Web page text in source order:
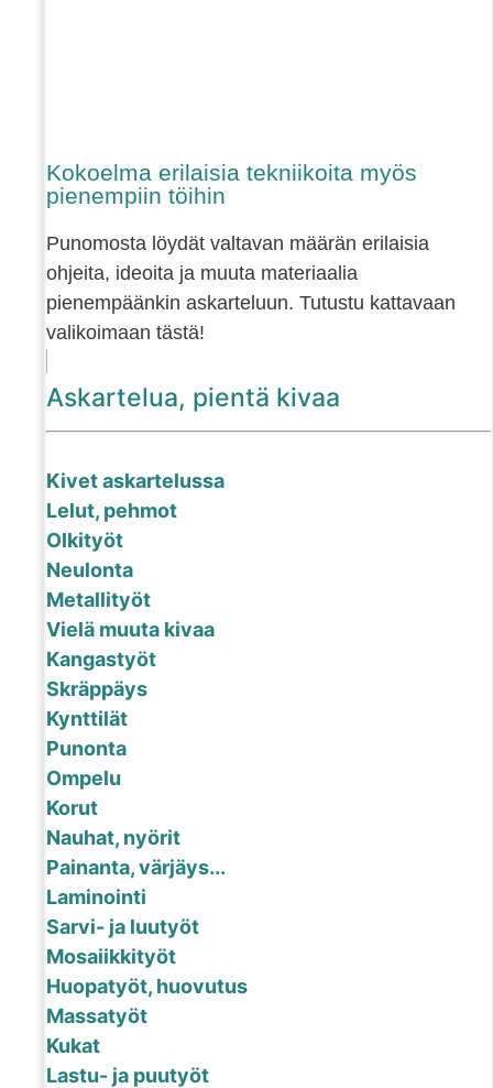
Kokoelma erilaisia tekniikoita myös
pienempiin töihin
Punomosta löydät valtavan määrän erilaisia
ohjeita, ideoita ja muuta materiaalia
pienempäänkin askarteluun. Tutustu kattavaan
valikoimaan tästä!
Askartelua, pientä kivaa
Kivet askartelussa
Lelut, pehmot
Olkityöt
Neulonta
Metallityöt
Vielä muuta kivaa
Kangastyöt
Skräppäys
Kynttilät
Punonta
Ompelu
Korut
Nauhat, nyörit
Painanta, värjäys...
Laminointi
Sarvi- ja luutyöt
Mosaiikkityöt
Huopatyöt, huovutus
Massatyöt
Kukat
Lastu- ja puutyöt